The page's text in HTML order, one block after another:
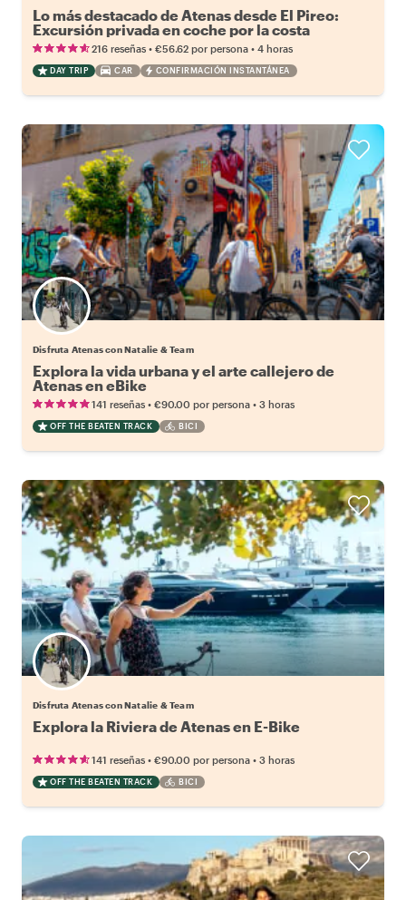
Lo más destacado de Atenas desde El Pireo:
Excursión privada en coche por la costa
216 reseñas • €56.62 por persona • 4 horas
DAY TRIP CAR CONFIRMACIÓN INSTANTÁNEA
Disfruta Atenas con Natalie & Team
Explora la vida urbana y el arte callejero de
Atenas en eBike
141 reseñas • €90.00 por persona • 3 horas
OFF THE BEATEN TRACK BICI
Disfruta Atenas con Natalie & Team
Explora la Riviera de Atenas en E-Bike
141 reseñas • €90.00 por persona • 3 horas
OFF THE BEATEN TRACK BICI